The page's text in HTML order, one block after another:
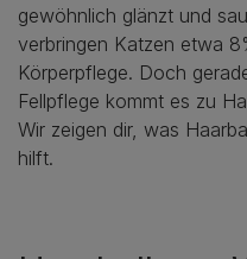
gewöhnlich glänzt und
verbringen Katzen etwa
Körperpflege. Doch
Fellpflege kommt es zu
Wir zeigen dir, was
hilft.